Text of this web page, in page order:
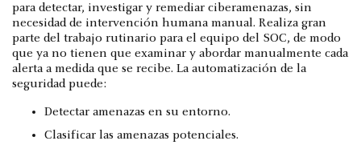
para detectar, investigar y remediar ciberamenazas, sin
necesidad de intervención humana manual. Realiza gran
parte del trabajo rutinario para el equipo del SOC, de modo
que ya no tienen que examinar y abordar manualmente cada
alerta a medida que se recibe. La automatización de la
seguridad puede:
Detectar amenazas en su entorno.
Clasificar las amenazas potenciales.